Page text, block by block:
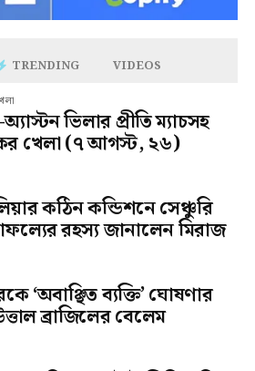
TRENDING VIDEOS
ভিলার প্রীতি ম্যাচসহ
খেলা (৭ আগস্ট, ২৬)
কঠিন কন্ডিশনে সেঞ্চুরি
রহস্য জানালেন মিরাজ
‘অবাঞ্ছিত ব্যক্তি’ ঘোষণার
ব্রাজিলের বেলেম